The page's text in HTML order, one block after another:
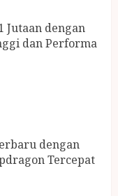
Jutaan dengan
dan Performa
dengan
Tercepat